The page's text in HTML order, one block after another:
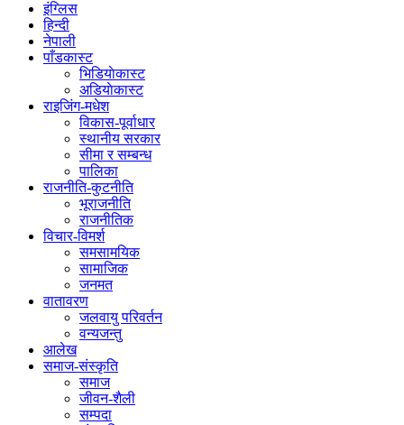
इंग्लिस
हिन्दी
नेपाली
पाँडकास्ट
भिडियाेकास्ट
अडियाेकास्ट
राइजिंग-मधेश
विकास-पूर्वाधार
स्थानीय सरकार
सीमा र सम्बन्ध
पालिका
राजनीति-कुटनीति
भूराजनीति
राजनीतिक
विचार-विमर्श
समसामयिक
सामाजिक
जनमत
वातावरण
जलवायु परिवर्तन
वन्यजन्तु
आलेख
समाज-संस्कृति
समाज
जीवन-शैली
सम्पदा